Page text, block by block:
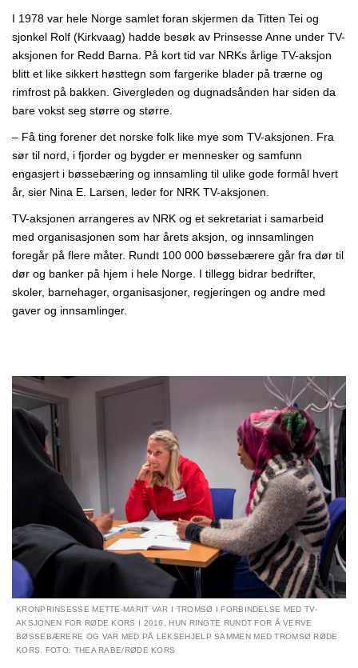
­­I 1978 var hele Norge samlet foran skjermen da Titten Tei og
sjonkel Rolf (Kirkvaag) hadde besøk av Prinsesse Anne under TV-
aksjonen for Redd Barna. På kort tid var NRKs årlige TV-aksjon
blitt et like sikkert høsttegn som fargerike blader på trærne og
rimfrost på bakken. Givergleden og dugnadsånden har siden da
bare vokst seg større og større.
– Få ting forener det norske folk like mye som TV-aksjonen. Fra
sør til nord, i fjorder og bygder er mennesker og samfunn
engasjert i bøssebæring og innsamling til ulike gode formål hvert
år, sier Nina E. Larsen, leder for NRK TV-aksjonen.
TV-aksjonen arrangeres av NRK og et sekretariat i samarbeid
med organisasjonen som har årets aksjon, og innsamlingen
foregår på flere måter. Rundt 100 000 bøssebærere går fra dør til
dør og banker på hjem i hele Norge. I tillegg bidrar bedrifter,
skoler, barnehager, organisasjoner, regjeringen og andre med
gaver og innsamlinger.
KRONPRINSESSE METTE-MARIT VAR I TROMSØ I FORBINDELSE MED TV-
AKSJONEN FOR RØDE KORS I 2016. HUN RINGTE RUNDT FOR Å VERVE
BØSSEBÆRERE OG VAR MED PÅ LEKSEHJELP SAMMEN MED TROMSØ RØDE
KORS. FOTO: THEA RABE/RØDE KORS